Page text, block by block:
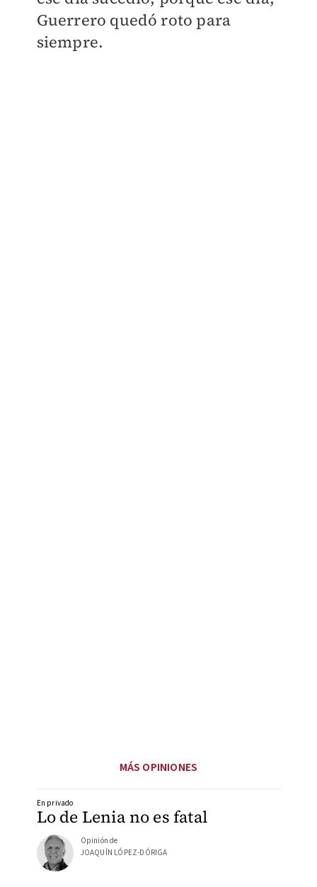
Guerrero quedó roto para
siempre.
MÁS OPINIONES
Lo de Lenia no es fatal
En privado
Opinión de
JOAQUÍN LÓPEZ-DÓRIGA